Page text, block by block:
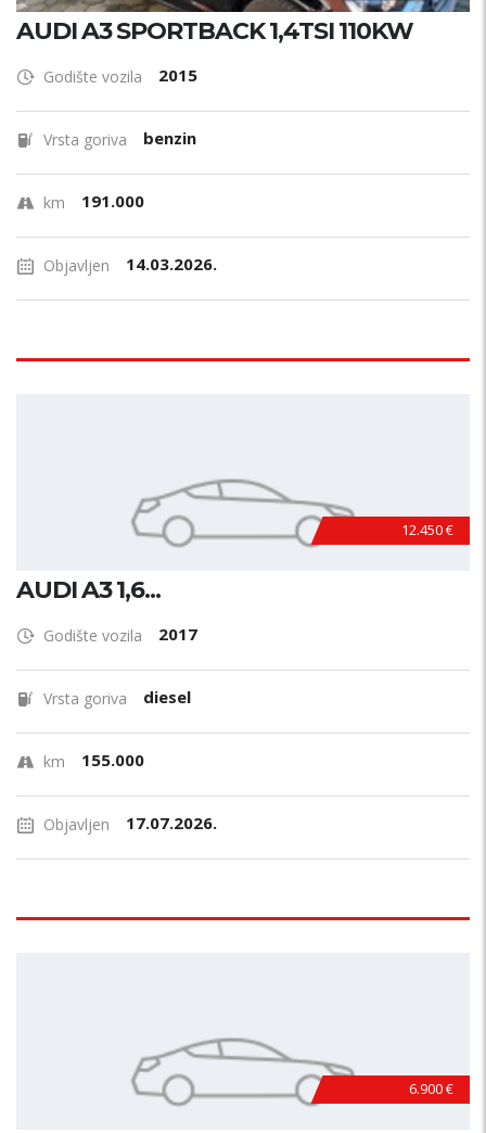
AUDI A3 SPORTBACK 1,4TSI 110KW
Godište vozila 2015
Vrsta goriva benzin
km 191.000
Objavljen 14.03.2026.
12.450 €
AUDI A3 1,6...
Godište vozila 2017
Vrsta goriva diesel
km 155.000
Objavljen 17.07.2026.
6.900 €